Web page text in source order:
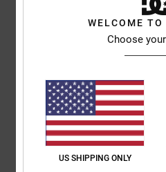
C'était exactement ce que mon fils
Afficher original - English
5
WELCOME TO
Choose
US SHIPPING ONLY